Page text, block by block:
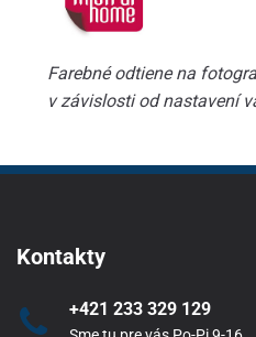
Farebné odtiene na
v závislosti od nastavení
Kontakty
+421 233 329 129